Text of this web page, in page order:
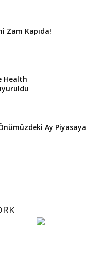
Zam Kapıda!
Health
Ay Piyasaya